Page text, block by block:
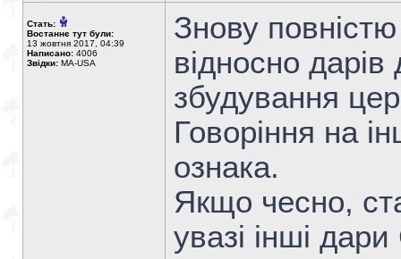
Стать:
Востаннє тут були:
13 жовтня 2017, 04:39
Написано: 4006
Звідки: MA-USA
Знову
відносно
збудування
Говоріння на
ознака.
Якщо чесно,
увазі інші